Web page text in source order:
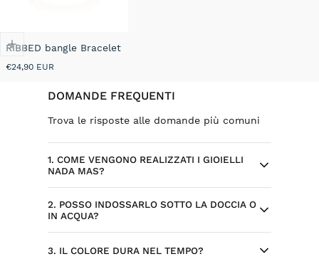
RIBBED bangle Bracelet
Prezzo
€24,90 EUR
DOMANDE FREQUENTI
Trova le risposte alle domande più comuni
1. COME VENGONO REALIZZATI I GIOIELLI
NADA MAS?
Ogni gioiello Nada Mas nasce da design
selezionati ed esclusivi, sviluppati per il
brand. Alcuni modelli sono progettati
internamente, con attenzione a dettagli,
2. POSSO INDOSSARLO SOTTO LA DOCCIA O
IN ACQUA?
Sì, l’acciaio inossidabile è resistente
3. IL COLORE DURA NEL TEMPO?